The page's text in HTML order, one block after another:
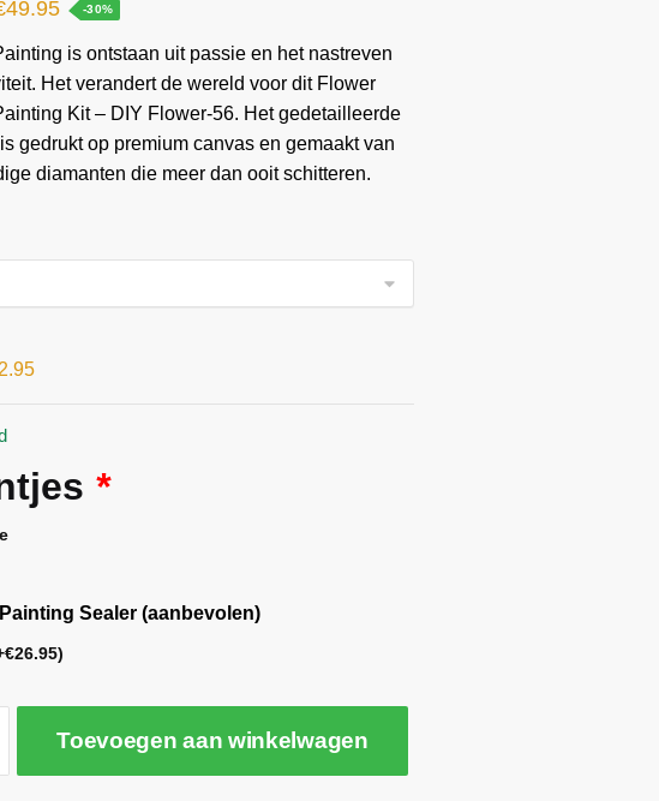
49.95 -30%
is ontstaan ​​uit passie en het nastreven
Het verandert de wereld voor dit Flower
Kit – DIY Flower-56. Het gedetailleerde
gedrukt op premium canvas en gemaakt van
diamanten die meer dan ooit schitteren.
*
Sealer (aanbevolen)
€26.95)
Toevoegen aan winkelwagen